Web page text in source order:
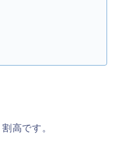
高です。